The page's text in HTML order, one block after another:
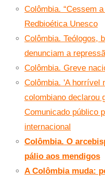
Colômbia. “Cessem
Redbioética Unesco
Colômbia. Teólogos,
denunciam a
Colômbia. Greve
Colômbia. 'A horrível
colombiano declarou
Comunicado público
internacional
Colômbia. O
pálio aos mendigos
A Colômbia muda: